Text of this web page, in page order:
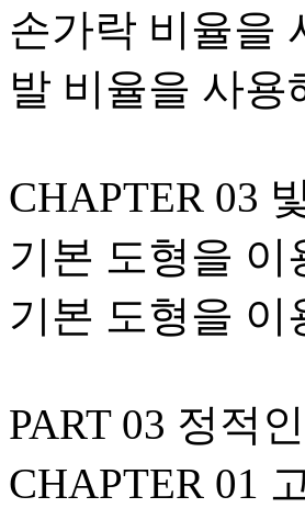
손가락 비율을
발 비율을 사
CHAPTER 03
기본 도형을
기본 도형을
PART 03 정적
CHAPTER 01